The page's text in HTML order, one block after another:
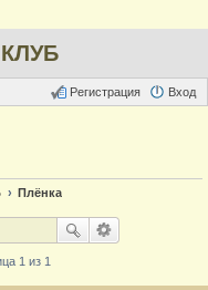
Вход
Регистрация
Плёнка
1 из 1